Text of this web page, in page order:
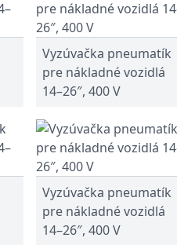
Vyzúvačka pneumatík
pre nákladné vozidlá
14–26″, 400 V
Vyzúvačka pneumatík
pre nákladné vozidlá
14–26″, 400 V